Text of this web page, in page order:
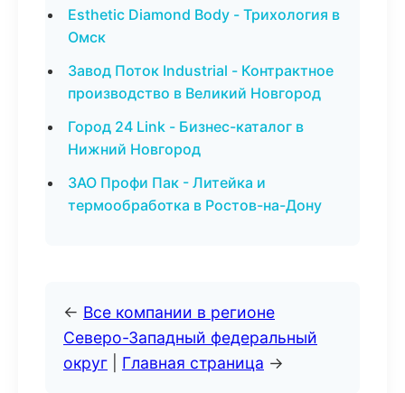
Esthetic Diamond Body - Трихология в
Омск
Завод Поток Industrial - Контрактное
производство в Великий Новгород
Город 24 Link - Бизнес-каталог в
Нижний Новгород
ЗАО Профи Пак - Литейка и
термообработка в Ростов-на-Дону
← Все компании в регионе
Северо-Западный федеральный
округ
Главная страница →